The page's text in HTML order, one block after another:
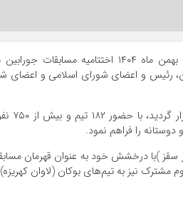
موکریان آنلاین | شامگاه پنج شنبه ۲ بهمن
را فراهم نمود.
سقز )با درخشش خود به عنوان قهرمان
مشترک نیز به تیم‌های بوکان (لاوان